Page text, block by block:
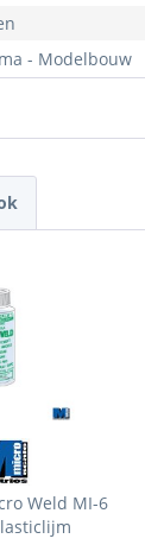
- Modelbouw
Weld MI-6